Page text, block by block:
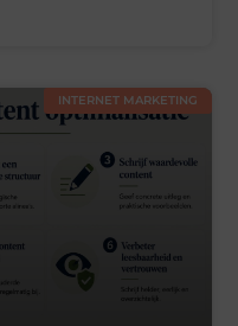
INTERNET MARKETING